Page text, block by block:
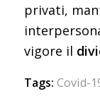
privati,
vigore il
Tags: Covid-